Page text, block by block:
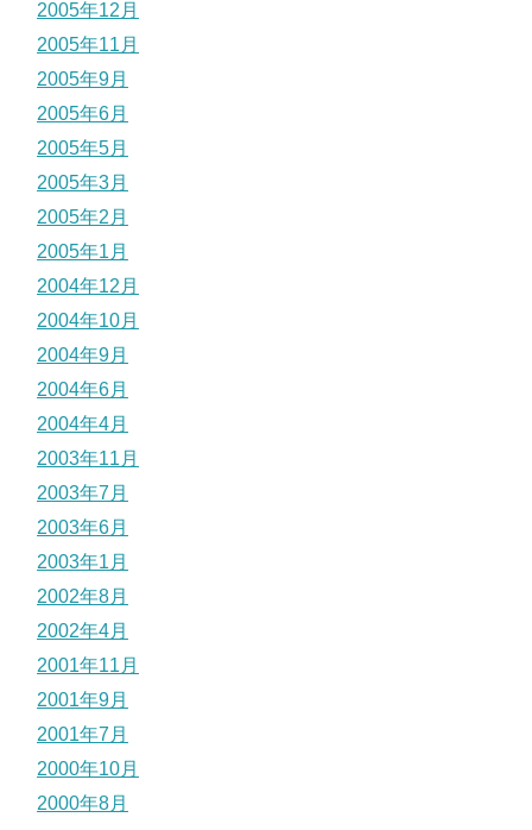
2005年12月
2005年11月
2005年9月
2005年6月
2005年5月
2005年3月
2005年2月
2005年1月
2004年12月
2004年10月
2004年9月
2004年6月
2004年4月
2003年11月
2003年7月
2003年6月
2003年1月
2002年8月
2002年4月
2001年11月
2001年9月
2001年7月
2000年10月
2000年8月